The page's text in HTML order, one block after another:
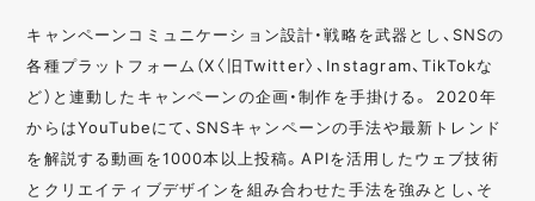
キャンペーンコミュニケーション設計・戦略を武器とし、SNSの
各種プラットフォーム（X〈旧Twitter〉、Instagram、TikTokな
ど）と連動したキャンペーンの企画・制作を手掛ける。 2020年
からはYouTubeにて、SNSキャンペーンの手法や最新トレンド
を解説する動画を1000本以上投稿。APIを活用したウェブ技術
とクリエイティブデザインを組み合わせた手法を強みとし、そ